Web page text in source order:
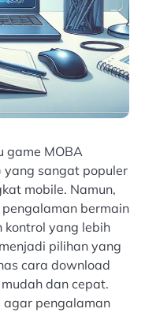
game MOBA
yang sangat populer
mobile. Namun,
bermain
kontrol yang lebih
pilihan yang
cara download
dan cepat.
agar pengalaman